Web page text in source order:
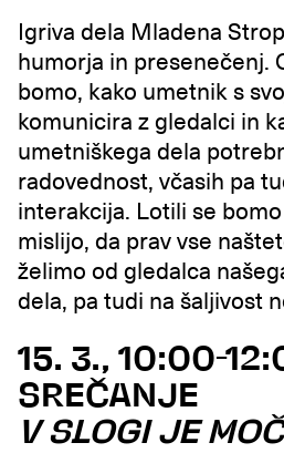
Igriva dela Mladena
humorja in presenečenj.
bomo, kako umetnik s
komunicira z gledalci in
umetniškega dela
radovednost, včasih pa
interakcija. Lotili se
mislijo, da prav vse
želimo od gledalca
dela, pa tudi na šaljivost
15. 3., 10:00-
SREČANJE
V SLOGI JE MOČ